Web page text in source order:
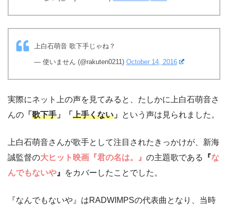
上白石萌音 歌下手じゃね？
— 使いません (@rakuten0211) October 14, 2016
実際にネット上の声を見てみると、たしかに上白石萌音さ
んの 「 歌下手 」「 上手くない 」 という声は見られました。
上白石萌音さんが歌手として注目されたきっかけが、新海
誠監督の大ヒット映画『君の名は。』 の主題歌である 『な
んでもないや』 をカバーしたことでした。
『なんでもないや』はRADWIMPSの代表曲となり、当時